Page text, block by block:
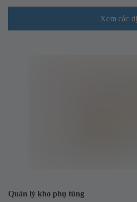
Xem các
Quản lý kho phụ tùng